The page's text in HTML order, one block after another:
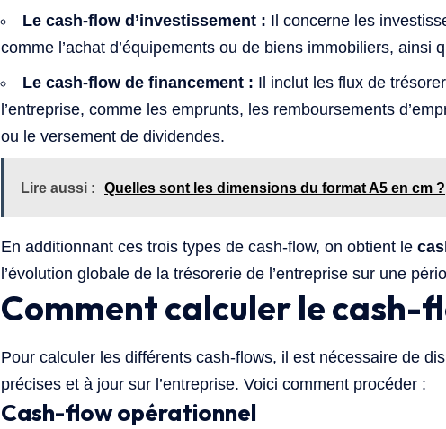
Le cash-flow d’investissement : Il concerne les
comme l’achat d’équipements ou de biens immobiliers, ainsi
Le cash-flow de financement : Il inclut les flux de
l’entreprise, comme les emprunts, les remboursements
ou le versement de dividendes.
Lire aussi : Quelles sont les dimensions du format A5 en cm ?
En additionnant ces trois types de cash-flow, on obtient le
l’évolution globale de la trésorerie de l’entreprise sur une
Comment calculer le cash-
Pour calculer les différents cash-flows, il est nécessaire de
précises et à jour sur l’entreprise. Voici comment procéder :
Cash-flow opérationnel